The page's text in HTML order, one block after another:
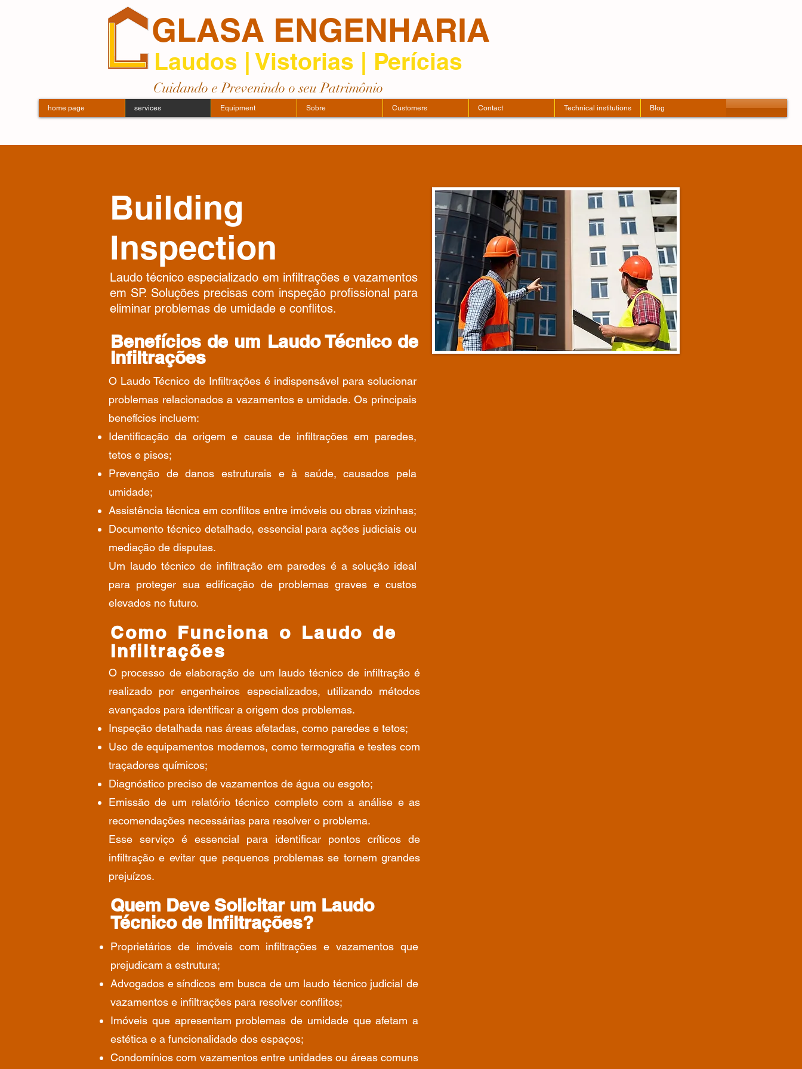
GLASA ENGENHARIA
Laudos | Vistorias | Perícias
Cuidando e Prevenindo o seu Patrimônio
home page services Equipment Sobre Customers Contact Technical institutions Blog
Building
Inspection
Laudo técnico especializado em infiltrações e vazamentos
em SP. Soluções precisas com inspeção profissional para
eliminar problemas de umidade e conflitos.
Benefícios de um Laudo Técnico de
Infiltrações
O Laudo Técnico de Infiltrações é indispensável para solucionar
problemas relacionados a vazamentos e umidade. Os principais
benefícios incluem:
Identificação da origem e causa de infiltrações em paredes,
tetos e pisos;
Prevenção de danos estruturais e à saúde, causados pela
umidade;
Assistência técnica em conflitos entre imóveis ou obras vizinhas;
Documento técnico detalhado, essencial para ações judiciais ou
mediação de disputas.
Um laudo técnico de infiltração em paredes é a solução ideal
para proteger sua edificação de problemas graves e custos
elevados no futuro.
Como Funciona o Laudo de
Infiltrações
O processo de elaboração de um laudo técnico de infiltração é
realizado por engenheiros especializados, utilizando métodos
avançados para identificar a origem dos problemas.
Inspeção detalhada nas áreas afetadas, como paredes e tetos;
Uso de equipamentos modernos, como termografia e testes com
traçadores químicos;
Diagnóstico preciso de vazamentos de água ou esgoto;
Emissão de um relatório técnico completo com a análise e as
recomendações necessárias para resolver o problema.
Esse serviço é essencial para identificar pontos críticos de
infiltração e evitar que pequenos problemas se tornem grandes
prejuízos.
Quem Deve Solicitar um Laudo
Técnico de Infiltrações?
Proprietários de imóveis com infiltrações e vazamentos que
prejudicam a estrutura;
Advogados e síndicos em busca de um laudo técnico judicial de
vazamentos e infiltrações para resolver conflitos;
Imóveis que apresentam problemas de umidade que afetam a
estética e a funcionalidade dos espaços;
Condomínios com vazamentos entre unidades ou áreas comuns